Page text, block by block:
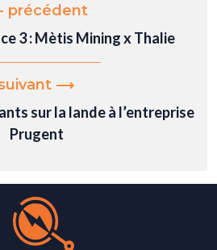
précédent
3 : Mètis Mining x Thalie
sur la lande à l’entreprise
Prugent